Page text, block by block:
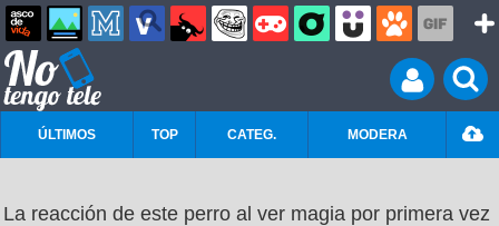
ÚLTIMOS TOP CATEG. MODERA
La reacción de este perro al ver magia por primera vez